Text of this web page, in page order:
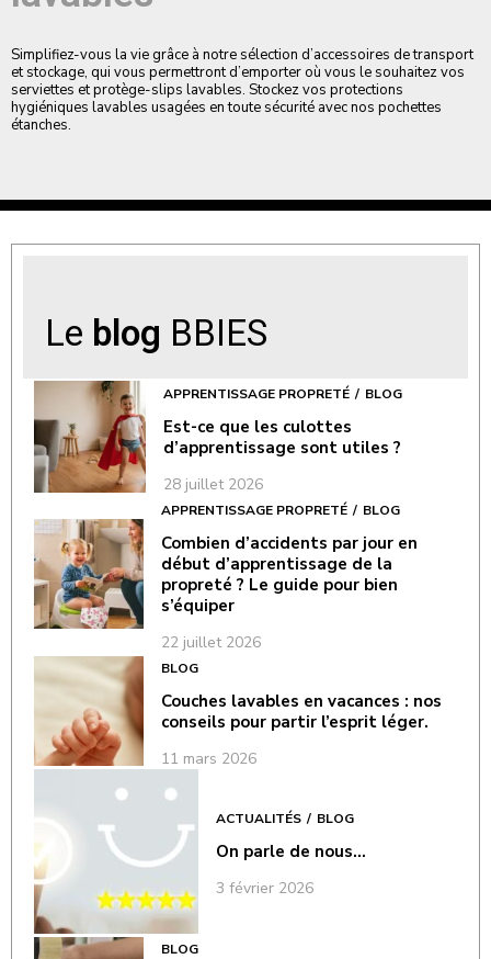
Simplifiez-vous la vie grâce à notre sélection d’accessoires de transport
et stockage, qui vous permettront d’emporter où vous le souhaitez vos
serviettes et protège-slips lavables. Stockez vos protections
hygiéniques lavables usagées en toute sécurité avec nos pochettes
étanches.
Le blog BBIES
APPRENTISSAGE PROPRETÉ BLOG
Est-ce que les culottes
d’apprentissage sont utiles ?
28 juillet 2026
APPRENTISSAGE PROPRETÉ BLOG
Combien d’accidents par jour en
début d’apprentissage de la
propreté ? Le guide pour bien
s’équiper
22 juillet 2026
BLOG
Couches lavables en vacances : nos
conseils pour partir l’esprit léger.
11 mars 2026
ACTUALITÉS BLOG
On parle de nous…
3 février 2026
BLOG